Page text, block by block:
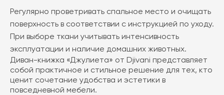
Регулярно проветривать спальное место и очищать
поверхность в соответствии с инструкцией по уходу.
При выборе ткани учитывать интенсивность
эксплуатации и наличие домашних животных.
Диван-книжка «Джулиета» от Djivani представляет
собой практичное и стильное решение для тех, кто
ценит сочетание удобства и эстетики в
повседневной мебели.